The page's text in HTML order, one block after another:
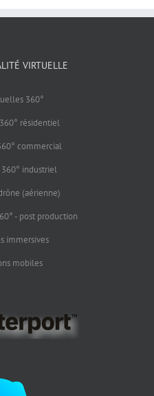
VIRTUELLE
360°
résidentiel
commercial
industriel
(aérienne)
- post production
immersives
mobiles